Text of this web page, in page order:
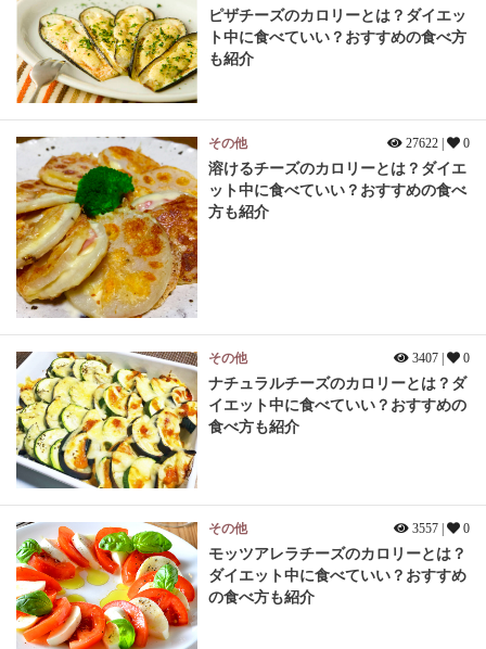
ピザチーズのカロリーとは？ダイエッ
ト中に食べていい？おすすめの食べ方
も紹介
その他 27622 | 0
溶けるチーズのカロリーとは？ダイエ
ット中に食べていい？おすすめの食べ
方も紹介
その他 3407 | 0
ナチュラルチーズのカロリーとは？ダ
イエット中に食べていい？おすすめの
食べ方も紹介
その他 3557 | 0
モッツアレラチーズのカロリーとは？
ダイエット中に食べていい？おすすめ
の食べ方も紹介